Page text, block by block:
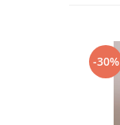
-30%